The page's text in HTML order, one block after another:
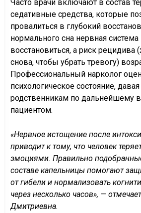
Часто врачи включают в состав
седативные средства, которые
провалиться в глубокий
нормального сна нервная
восстановиться, а риск рецидива
снова, чтобы убрать тревогу)
Профессиональный нарколог
психологическое состояние,
родственникам по дальнейшему
пациентом.
«Нервное истощение после
приводит к тому, что человек
эмоциями. Правильно
составе капельницы помогают
от гибели и нормализовать
через несколько часов», —
Дмитриевна.